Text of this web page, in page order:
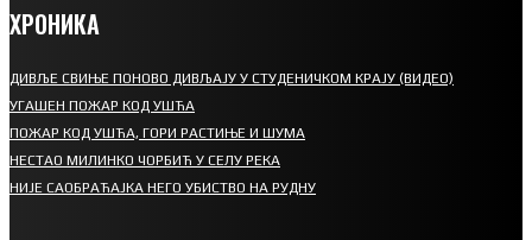
ХРОНИКА
ДИВЉЕ СВИЊЕ ПОНОВО ДИВЉАЈУ У СТУДЕНИЧКОМ КРАЈУ (ВИДЕО)
УГАШЕН ПОЖАР КОД УШЋА
ПОЖАР КОД УШЋА, ГОРИ РАСТИЊЕ И ШУМА
НЕСТАО МИЛИНКО ЧОРБИЋ У СЕЛУ РЕКА
НИЈЕ САОБРАЋАЈКА НЕГО УБИСТВО НА РУДНУ